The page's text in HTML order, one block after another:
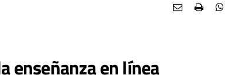
enseñanza en línea